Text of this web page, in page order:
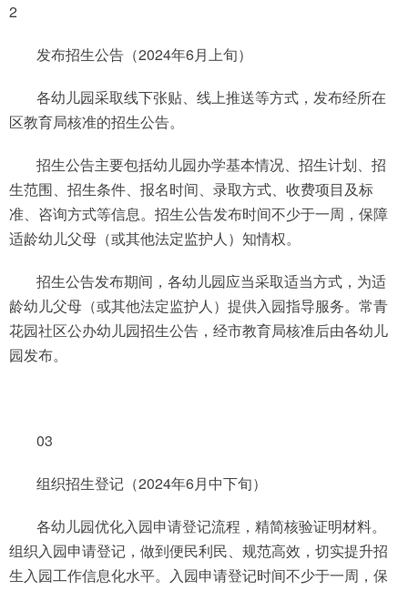
2
发布招生公告（2024年6月上旬）
各幼儿园采取线下张贴、线上推送等方式，发布经所在
区教育局核准的招生公告。
招生公告主要包括幼儿园办学基本情况、招生计划、招
生范围、招生条件、报名时间、录取方式、收费项目及标
准、咨询方式等信息。招生公告发布时间不少于一周，保障
适龄幼儿父母（或其他法定监护人）知情权。
招生公告发布期间，各幼儿园应当采取适当方式，为适
龄幼儿父母（或其他法定监护人）提供入园指导服务。常青
花园社区公办幼儿园招生公告，经市教育局核准后由各幼儿
园发布。
03
组织招生登记（2024年6月中下旬）
各幼儿园优化入园申请登记流程，精简核验证明材料。
组织入园申请登记，做到便民利民、规范高效，切实提升招
生入园工作信息化水平。入园申请登记时间不少于一周，保